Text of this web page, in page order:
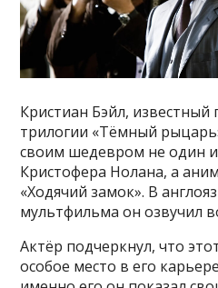
Кристиан Бэйл, известный
трилогии «Тёмный
своим шедевром не один
Кристофера Нолана, а
«Ходячий замок». В
мультфильма он озвучил
Актёр подчеркнул, что
особое место в его